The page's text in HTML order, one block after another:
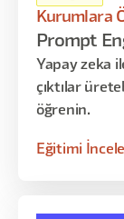
Kurumlara
Prompt
Yapay zeka
çıktılar
öğrenin.
Eğitimi